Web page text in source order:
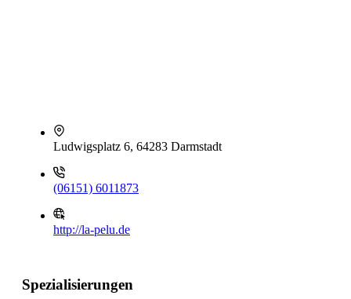
Ludwigsplatz 6, 64283 Darmstadt
(06151) 6011873
http://la-pelu.de
Spezialisierungen